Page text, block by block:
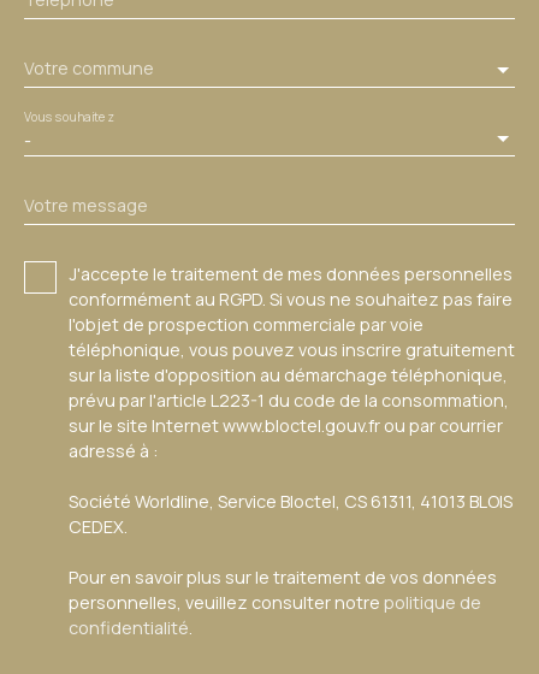
Votre commune
-
Vous souhaitez
Votre message
J'accepte le traitement de mes données personnelles
conformément au RGPD. Si vous ne souhaitez pas faire
l'objet de prospection commerciale par voie
téléphonique, vous pouvez vous inscrire gratuitement
sur la liste d'opposition au démarchage téléphonique,
prévu par l'article L223-1 du code de la consommation,
sur le site Internet www.bloctel.gouv.fr ou par courrier
adressé à :
Société Worldline, Service Bloctel, CS 61311, 41013 BLOIS
CEDEX.
Pour en savoir plus sur le traitement de vos données
personnelles, veuillez consulter notre politique de
confidentialité.